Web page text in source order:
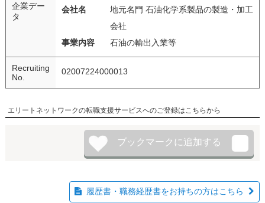
企業デー
タ
会社名
地元名門 石油化学系製品の製造・加工
会社
事業内容
石油の輸出入業等
Recruiting
No.
02007224000013
エリートネットワークの転職支援サービスへのご登録はこちらから
履歴書・職務経歴書をお持ちの方はこちら